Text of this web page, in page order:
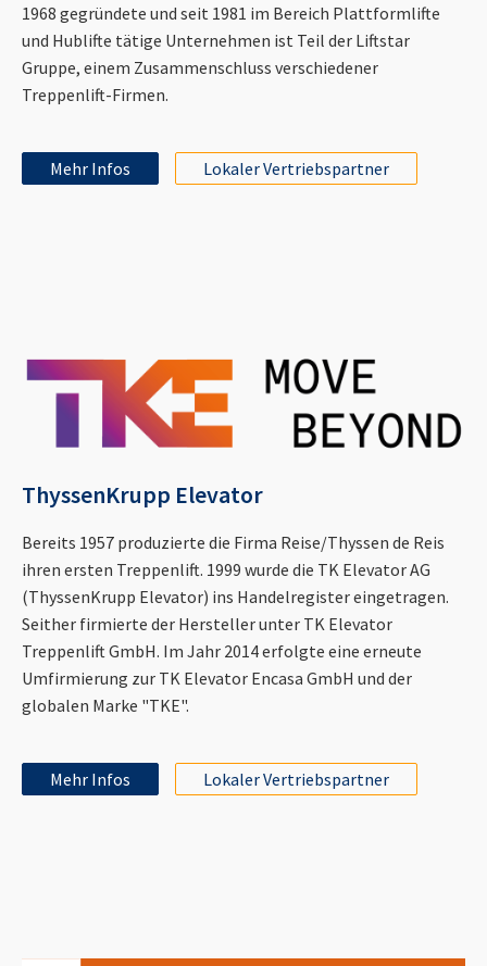
1968 gegründete und seit 1981 im Bereich Plattformlifte
und Hublifte tätige Unternehmen ist Teil der Liftstar
Gruppe, einem Zusammenschluss verschiedener
Treppenlift-Firmen.
Mehr Infos Lokaler Vertriebspartner
ThyssenKrupp Elevator
Bereits 1957 produzierte die Firma Reise/Thyssen de Reis
ihren ersten Treppenlift. 1999 wurde die TK Elevator AG
(ThyssenKrupp Elevator) ins Handelregister eingetragen.
Seither firmierte der Hersteller unter TK Elevator
Treppenlift GmbH. Im Jahr 2014 erfolgte eine erneute
Umfirmierung zur TK Elevator Encasa GmbH und der
globalen Marke "TKE".
Mehr Infos Lokaler Vertriebspartner